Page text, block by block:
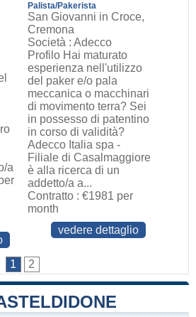
a
Palista/Pakerista
San Giovanni in Croce,
Cremona
Società : Adecco
Profilo Hai maturato
esperienza nell'utilizzo
del paker e/o pala
meccanica o macchinari
di movimento terra? Sei
in possesso di patentino
in corso di validità?
Adecco Italia spa -
Filiale di Casalmaggiore
è alla ricerca di un
addetto/a a...
Contratto : €1981 per
month
vedere dettaglio
1 2